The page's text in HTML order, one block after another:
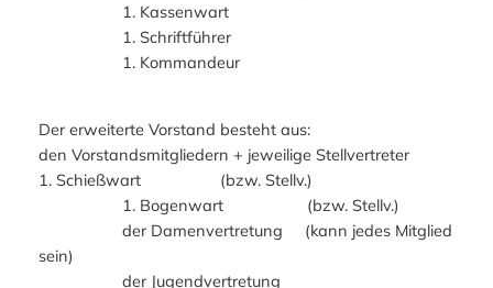
1. Kassenwart
1. Schriftführer
1. Kommandeur
Der erweiterte Vorstand besteht aus:
den Vorstandsmitgliedern + jeweilige Stellvertreter
1. Schießwart (bzw. Stellv.)
1. Bogenwart (bzw. Stellv.)
der Damenvertretung (kann jedes Mitglied
sein)
der Jugendvertretung